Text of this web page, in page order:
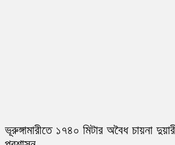
ভূরুঙ্গামারীতে ১৭৪০ মিটার অবৈধ চায়না